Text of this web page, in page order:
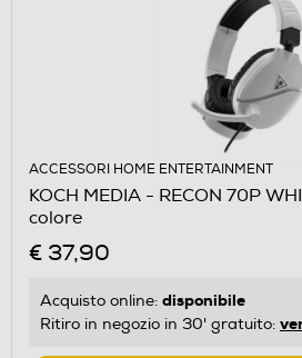
ACCESSORI HOME ENTERTAINMENT
KOCH MEDIA - RECON 70P
colore
€ 37,90
Acquisto online: disponibile
Ritiro in negozio in 30' gratuito: